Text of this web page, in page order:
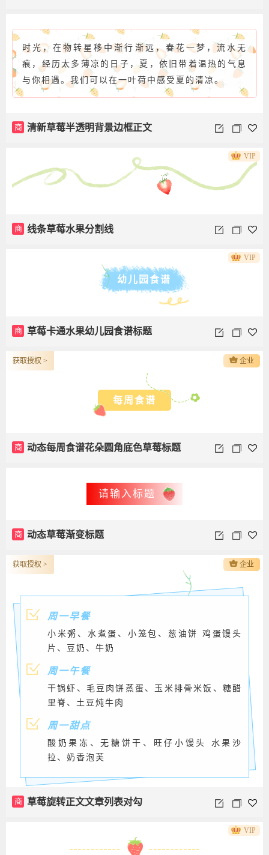
时光，在物转星移中渐行渐远，春花一梦，流水无
痕，经历太多薄凉的日子，夏，依旧带着温热的气息
与你相遇。我们可以在一叶荷中感受夏的清凉。
商 清新草莓半透明背景边框正文
商 线条草莓水果分割线
VIP
幼儿园食谱
商 草莓卡通水果幼儿园食谱标题
VIP
每周食谱
商 动态每周食谱花朵圆角底色草莓标题
获取授权 > 企业
请输入标题
商 动态草莓渐变标题
周一早餐
小米粥、水煮蛋、小笼包、葱油饼 鸡蛋馒头
片、豆奶、牛奶
周一午餐
干锅虾、毛豆肉饼蒸蛋、玉米排骨米饭、糖醋
里脊、土豆炖牛肉
周一甜点
酸奶果冻、无糖饼干、旺仔小馒头 水果沙
拉、奶香泡芙
商 草莓旋转正文文章列表对勾
获取授权 > 企业
VIP